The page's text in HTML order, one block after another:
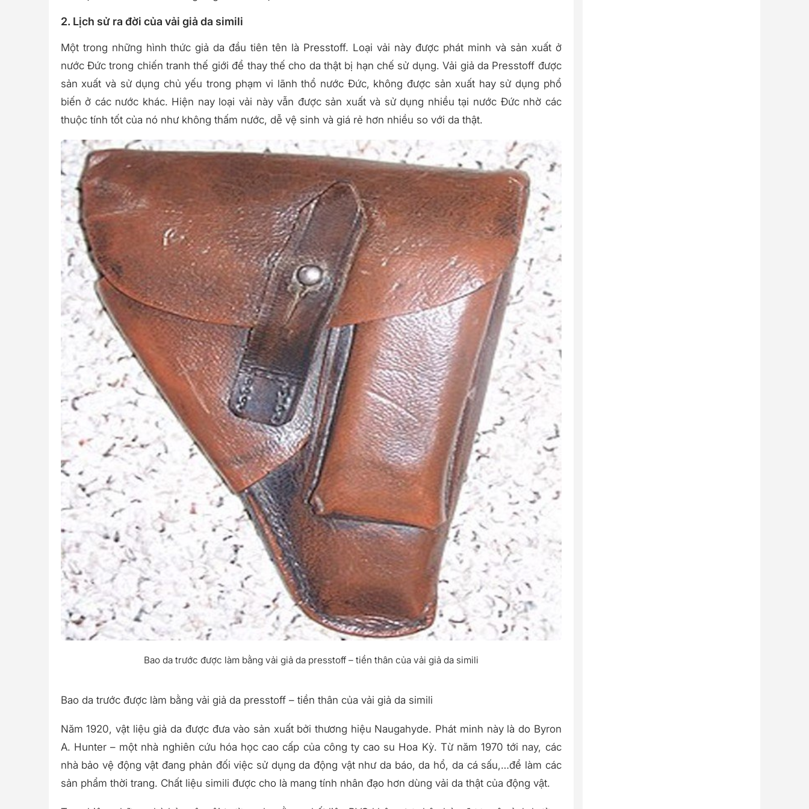
2. Lịch sử ra đời của vải giả da simili
Một trong những hình thức giả da đầu tiên tên là Presstoff. Loại vải này được phát minh và sản xuất ở
nước Đức trong chiến tranh thế giới để thay thế cho da thật bị hạn chế sử dụng. Vải giả da Presstoff được
sản xuất và sử dụng chủ yếu trong phạm vi lãnh thổ nước Đức, không được sản xuất hay sử dụng phổ
biến ở các nước khác. Hiện nay loại vải này vẫn được sản xuất và sử dụng nhiều tại nước Đức nhờ các
thuộc tính tốt của nó như không thấm nước, dễ vệ sinh và giá rẻ hơn nhiều so với da thật.
Bao da trước được làm bằng vải giả da presstoff – tiền thân của vải giả da simili
Bao da trước được làm bằng vải giả da presstoff – tiền thân của vải giả da simili
Năm 1920, vật liệu giả da được đưa vào sản xuất bởi thương hiệu Naugahyde. Phát minh này là do Byron
A. Hunter – một nhà nghiên cứu hóa học cao cấp của công ty cao su Hoa Kỳ. Từ năm 1970 tới nay, các
nhà bảo vệ động vật đang phản đối việc sử dụng da động vật như da báo, da hổ, da cá sấu,…để làm các
sản phẩm thời trang. Chất liệu simili được cho là mang tính nhân đạo hơn dùng vải da thật của động vật.